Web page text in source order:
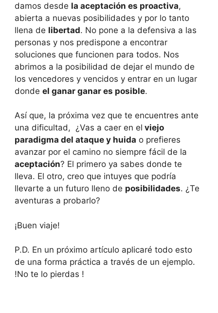
damos desde la aceptación es proactiva,
abierta a nuevas posibilidades y por lo tanto
llena de libertad. No pone a la defensiva a las
personas y nos predispone a encontrar
soluciones que funcionen para todos. Nos
abrimos a la posibilidad de dejar el mundo de
los vencedores y vencidos y entrar en un lugar
donde el ganar ganar es posible.
Así que, la próxima vez que te encuentres ante
una dificultad, ¿Vas a caer en el viejo
paradigma del ataque y huida o prefieres
avanzar por el camino no siempre fácil de la
aceptación? El primero ya sabes donde te
lleva. El otro, creo que intuyes que podría
llevarte a un futuro lleno de posibilidades. ¿Te
aventuras a probarlo?
¡Buen viaje!
P.D. En un próximo artículo aplicaré todo esto
de una forma práctica a través de un ejemplo.
!No te lo pierdas !